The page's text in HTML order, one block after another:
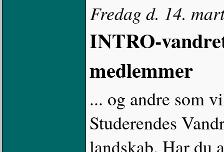
Fredag d. 14.
INTRO-
medlemmer
... og andre som
Studerendes
landskab. Har du